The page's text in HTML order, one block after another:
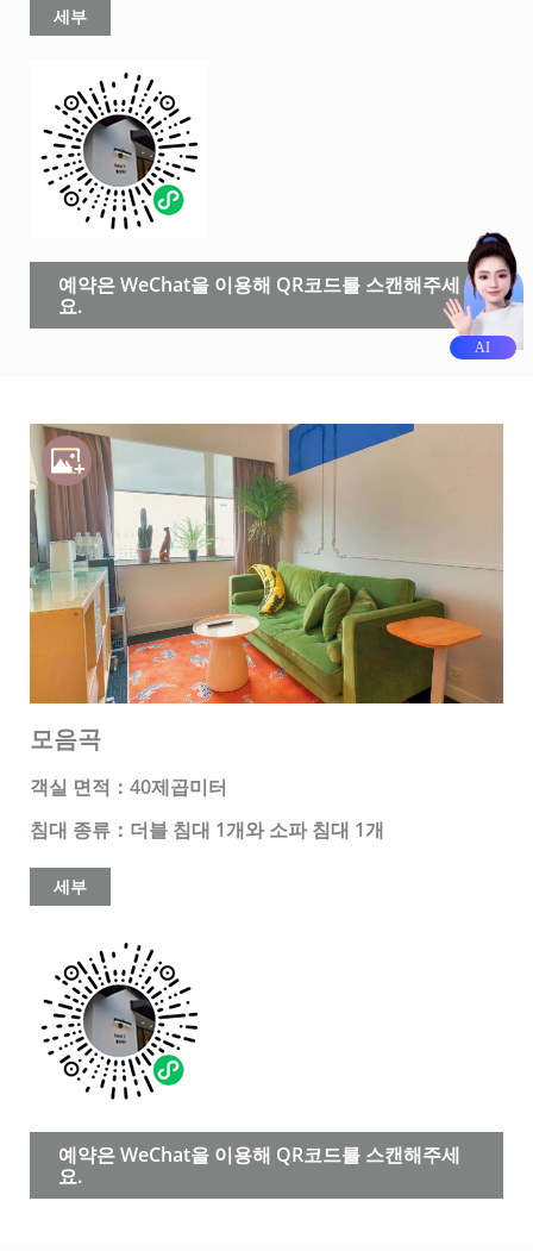
세부
예약은 WeChat을 이용해 QR코드를 스캔해주세
요.
모음곡
객실 면적：40제곱미터
침대 종류：더블 침대 1개와 소파 침대 1개
세부
예약은 WeChat을 이용해 QR코드를 스캔해주세
요.
AI